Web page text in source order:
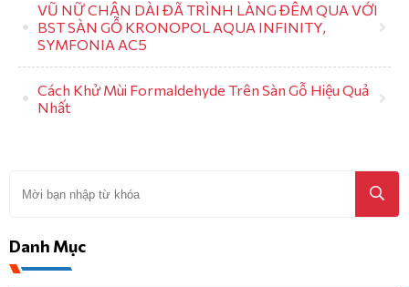
VŨ NỮ CHÂN DÀI ĐÃ TRÌNH LÀNG ĐÊM QUA VỚI
BST SÀN GỖ KRONOPOL AQUA INFINITY,
SYMFONIA AC5
Cách Khử Mùi Formaldehyde Trên Sàn Gỗ Hiệu Quả
Nhất
Danh Mục